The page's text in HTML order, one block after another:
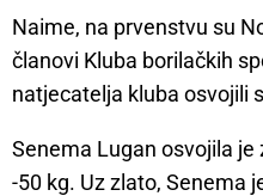
Naime, na prvenstvu su
članovi Kluba borilačkih
natjecatelja kluba osvojili
Senema Lugan osvojila
-50 kg. Uz zlato, Senema